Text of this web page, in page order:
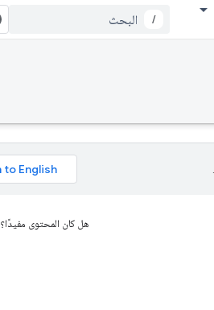
/
هل كان المحتوى مفيدًا؟